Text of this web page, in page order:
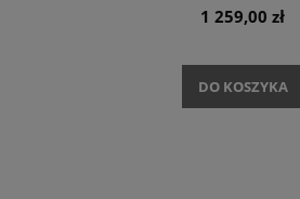
1 259,00 zł
DO KOSZYKA